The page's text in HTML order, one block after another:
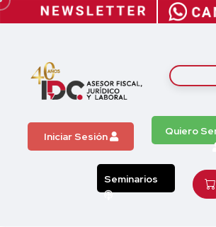
Iniciar Sesión Quiero
Seminarios